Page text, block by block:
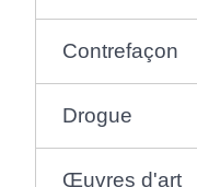
Contrefaçon
Drogue
Œuvres d'art